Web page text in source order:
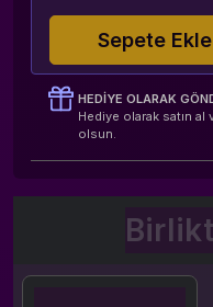
Sepete Ekle
HEDIYE OLARAK
Hediye olarak satın al
olsun.